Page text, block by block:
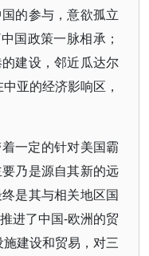
的参与，意欲孤立
国政策一脉相承；
建设，邻近瓜达尔
亚的经济影响区，
一定的针对美国霸
乃是源自其新的远
是其与相关地区国
进了中国-欧洲的贸
建设和贸易，对三